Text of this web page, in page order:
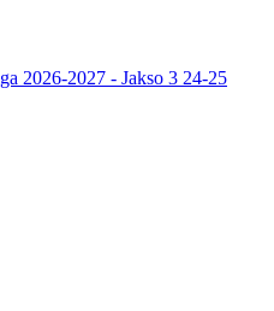
2026-2027 - Jakso 3 24-25